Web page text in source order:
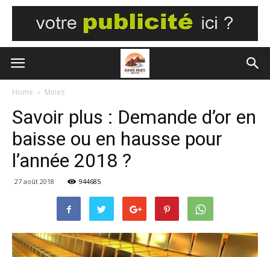
Home Mines
Savoir plus : Demande d’or en
baisse ou en hausse pour
l’année 2018 ?
27 août 2018 944685